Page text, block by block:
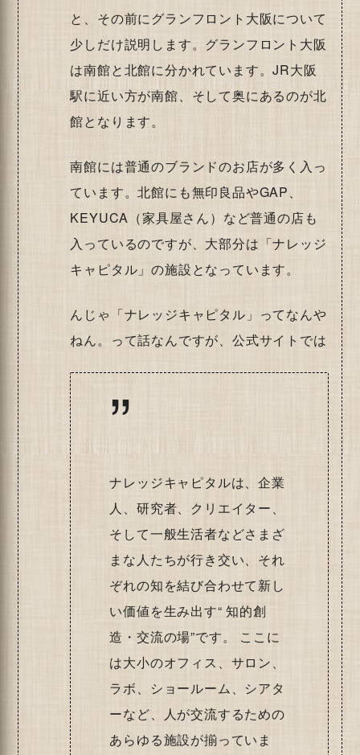
と、その前にグランフロント大阪について
少しだけ説明します。グランフロント大阪
は南館と北館に分かれています。JR大阪
駅に近い方が南館、そして奥にあるのが北
館となります。
南館には普通のブランドのお店が多く入っ
ています。北館にも無印良品やGAP、
KEYUCA（家具屋さん）など普通の店も
入っているのですが、大部分は「ナレッジ
キャピタル」の施設となっています。
んじゃ「ナレッジキャピタル」ってなんや
ねん。って話なんですが、公式サイトでは
ナレッジキャピタルは、企業
人、研究者、クリエイター、
そして一般生活者などさまざ
まな人たちが行き交い、それ
ぞれの知を結び合わせて新し
い価値を生み出す“ 知的創
造・交流の場”です。 ここに
は大小のオフィス、サロン、
ラボ、ショールーム、シアタ
ーなど、人が交流するための
あらゆる施設が揃っていま